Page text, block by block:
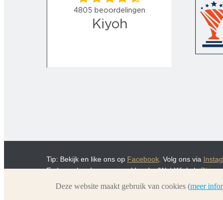
Tip: Bekijk en like ons op Facebook . Volg ons via
En bezoek ook eens onze VoordeelWebWinkels
Deze website maakt gebruik van cookies (meer